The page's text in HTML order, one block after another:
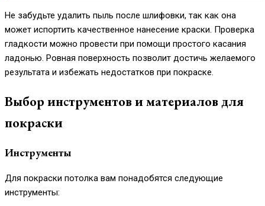
Не забудьте удалить пыль после шлифовки, так как она
может испортить качественное нанесение краски. Проверка
гладкости можно провести при помощи простого касания
ладонью. Ровная поверхность позволит достичь желаемого
результата и избежать недостатков при покраске.
Выбор инструментов и материалов для
покраски
Инструменты
Для покраски потолка вам понадобятся следующие
инструменты: